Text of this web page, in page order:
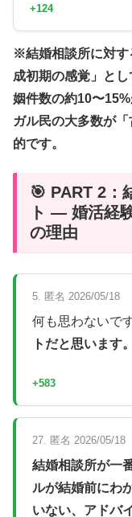
+124
※結婚相談所に対す
成初期の感覚」と
姻件数の約10〜
ガル民の大多数が
的です。
🎯 PART 2：
ト — 婚活経
の理由
5. 匿名 2026/05/18
何も思わないで
トだと思います。
+583
27. 匿名 2026/05/18
結婚相談所が一
ルが結婚前にわ
いない、アドバ